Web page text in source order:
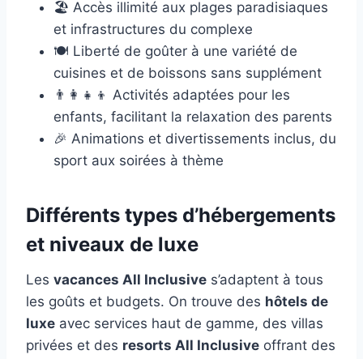
🏖️ Accès illimité aux plages paradisiaques
et infrastructures du complexe
🍽️ Liberté de goûter à une variété de
cuisines et de boissons sans supplément
👨‍👩‍👧‍👦 Activités adaptées pour les
enfants, facilitant la relaxation des parents
🎉 Animations et divertissements inclus, du
sport aux soirées à thème
Différents types d’hébergements
et niveaux de luxe
Les vacances All Inclusive s’adaptent à tous
les goûts et budgets. On trouve des hôtels de
luxe avec services haut de gamme, des villas
privées et des resorts All Inclusive offrant des